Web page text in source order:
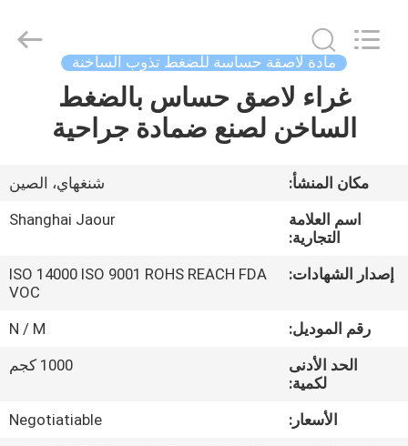
معلومات
المصنع
الجودة
Adhesive
Products
مادة لاصقة حساسة للضغط تذوب الساخنة
غراء لاصق حساس بالضغط
الساخن لصنع ضمادة جراحية
مكان المنشأ:
شنغهاي، الصين
اسم العلامة
التجارية:
Shanghai Jaour
إصدار الشهادات:
ISO 14000 ISO 9001 ROHS REACH FDA
VOC
رقم الموديل:
N / M
الحد الأدنى
لكمية:
1000 كجم
الأسعار:
Negotiatiable